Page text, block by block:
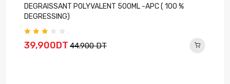
DEGRAISSANT POLYVALENT 500ML -APC ( 100 %
DEGRESSING)
39,900DT 44.900 DT